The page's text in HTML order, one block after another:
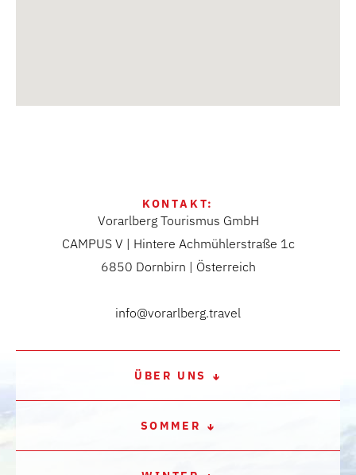
KONTAKT:
Vorarlberg Tourismus GmbH
CAMPUS V | Hintere Achmühlerstraße 1c
6850 Dornbirn | Österreich
info@vorarlberg.travel
ÜBER UNS
SOMMER